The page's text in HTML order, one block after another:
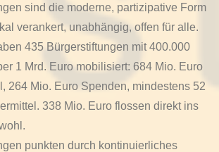
sind die moderne, partizipative Form
verankert, unabhängig, offen für alle.
435 Bürgerstiftungen mit 400.000
1 Mrd. Euro mobilisiert: 684 Mio. Euro
264 Mio. Euro Spenden, mindestens 52
338 Mio. Euro flossen direkt ins
punkten durch kontinuierliches